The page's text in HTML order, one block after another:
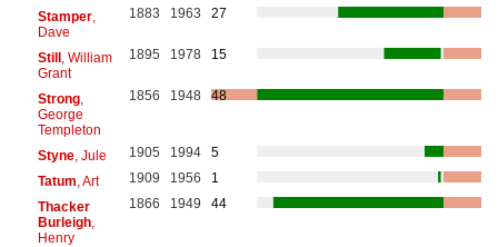
Stamper,
Dave
1883 1963 27
Still, William
Grant
1895 1978 15
Strong,
George
Templeton
1856 1948 48
Styne, Jule 1905 1994
5
Tatum , Art 1909 1956
1
Thacker
Burleigh,
Henry
1866 1949 44